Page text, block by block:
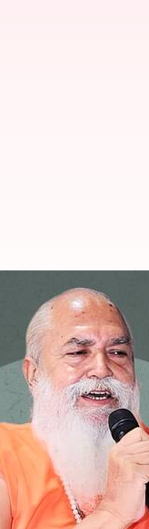
बोले-
मुकाम (बिश्नोई
को जान से मारने